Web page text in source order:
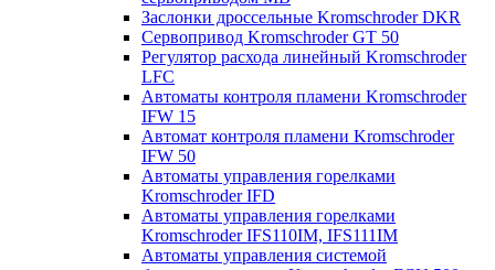
Заслонки дроссельные Kromschroder DKR
Cервопривод Kromschroder GT 50
Регулятор расхода линейный Kromschroder
LFC
Автоматы контроля пламени Kromschroder
IFW 15
Автомат контроля пламени Kromschroder
IFW 50
Автоматы управления горелками
Kromschroder IFD
Автоматы управления горелками
Kromschroder IFS110IM, IFS111IM
Автоматы управления системой